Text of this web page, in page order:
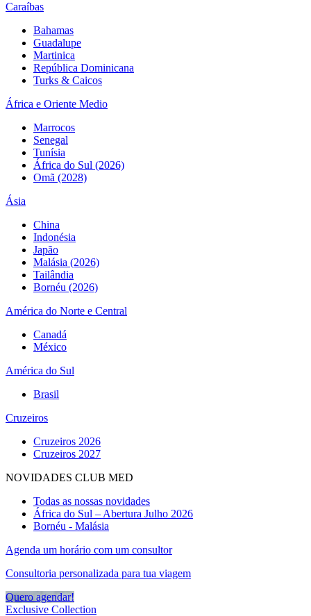
Caraíbas
Bahamas
Guadalupe
Martinica
República Dominicana
Turks & Caicos
África e Oriente Medio
Marrocos
Senegal
Tunísia
África do Sul (2026)
Omã (2028)
Ásia
China
Indonésia
Japão
Malásia (2026)
Tailândia
Bornéu (2026)
América do Norte e Central
Canadá
México
América do Sul
Brasil
Cruzeiros
Cruzeiros 2026
Cruzeiros 2027
NOVIDADES CLUB MED
Todas as nossas novidades
África do Sul – Abertura Julho 2026
Bornéu - Malásia
Agenda um horário com um consultor
Consultoria personalizada para tua viagem
Quero agendar!
Exclusive Collection